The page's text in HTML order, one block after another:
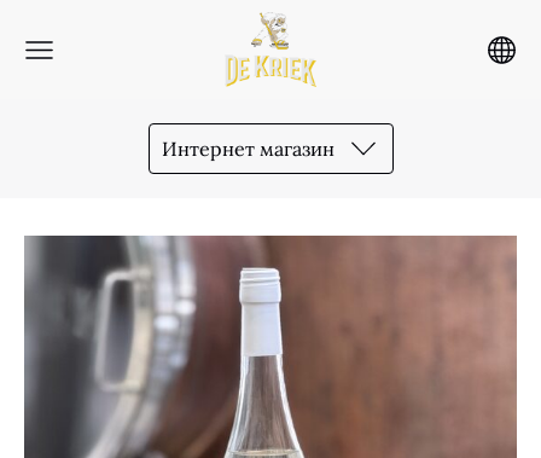
Интернет магазин